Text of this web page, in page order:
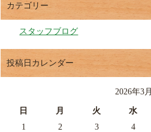
カテゴリー
スタッフブログ
投稿日カレンダー
2026年3月
日 月 火 水
1 2 3 4